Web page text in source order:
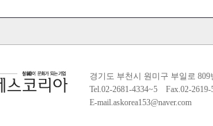
경기도 부천시 원미구 부일로
Tel.02-2681-4334~5 Fax.02-
E-mail.askorea153@naver.com